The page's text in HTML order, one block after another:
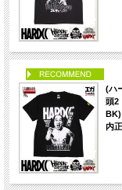
(ハ
頭2
BK)
内